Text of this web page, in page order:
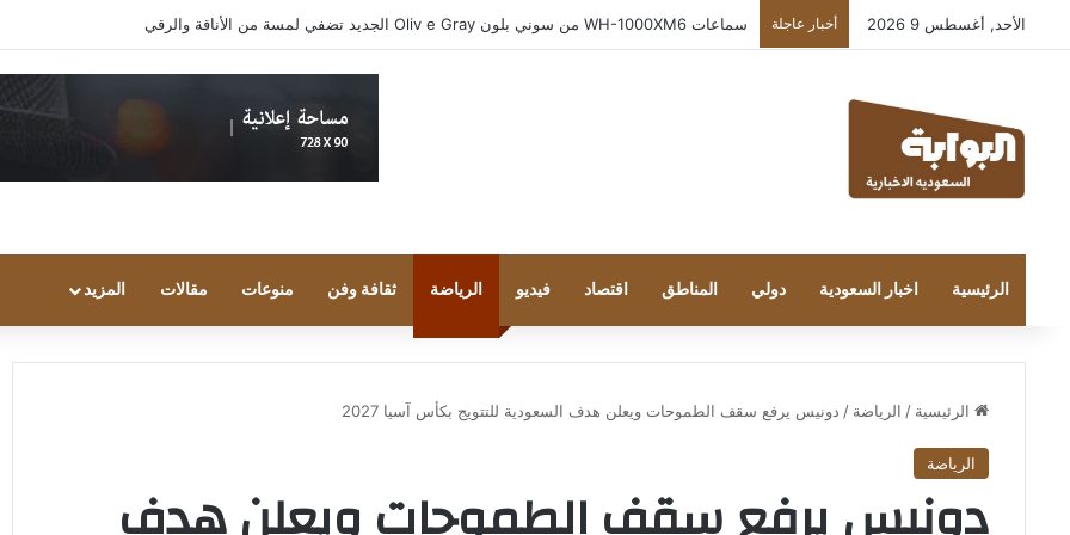
الأحد, أغسطس 9 2026 أخبار عاجلة بعد إطلاقه في المملكة… خبراء التقنية ورواد مجتمع الألعاب يشاركون انطباعاتهم حول TECNO POVA 8 Pro 5G
الرئيسية اخبار السعودية دولي المناطق اقتصاد فيديو الرياضة ثقافة وفن منوعات مقالات المزيد
الرئيسية / الرياضة / دونيس يرفع سقف الطموحات ويعلن هدف السعودية للتتويج بكأس آسيا 2027
الرياضة